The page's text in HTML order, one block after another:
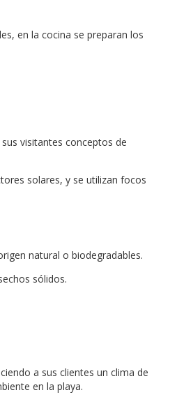
en la cocina se preparan los
visitantes conceptos de
solares, y se utilizan focos
natural o biodegradables.
sólidos.
a sus clientes un clima de
en la playa.